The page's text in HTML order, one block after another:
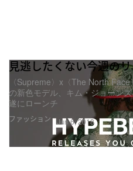
ファッション
見逃したくない今週の
〈Supreme〉x〈The North
の新色モデル、キム・ジョーン
遂にローンチ
Jun 6, 2018